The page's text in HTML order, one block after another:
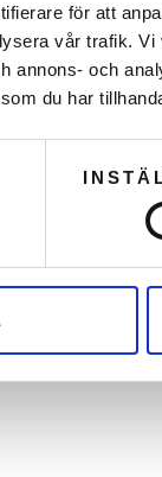
för att
vår trafik.
annons- och
du har